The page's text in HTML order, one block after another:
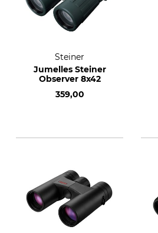
Steiner
Jumelles Steiner
Observer 8x42
359,00